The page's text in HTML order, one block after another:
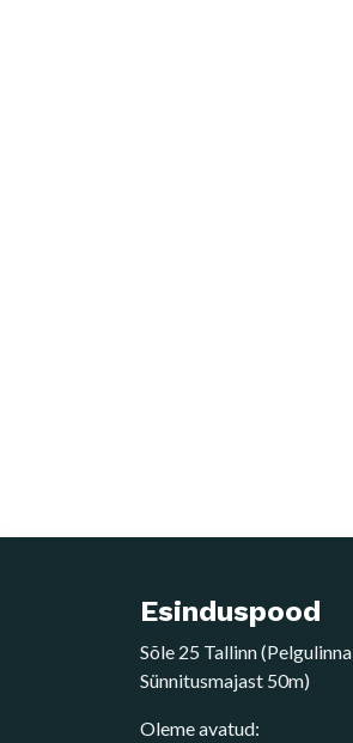
Esinduspood
Sõle 25 Tallinn (Pelgulinna
Sünnitusmajast 50m)
Oleme avatud: